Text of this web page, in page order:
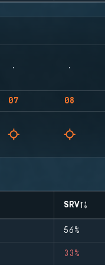
07 08
SRV
56%
33%